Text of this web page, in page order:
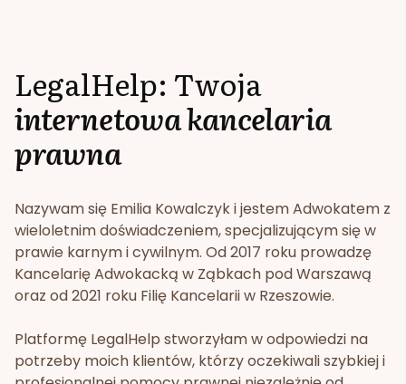
LegalHelp: Twoja
internetowa kancelaria
prawna
Nazywam się Emilia Kowalczyk i jestem Adwokatem z
wieloletnim doświadczeniem, specjalizującym się w
prawie karnym i cywilnym. Od 2017 roku prowadzę
Kancelarię Adwokacką w Ząbkach pod Warszawą
oraz od 2021 roku Filię Kancelarii w Rzeszowie.
Platformę LegalHelp stworzyłam w odpowiedzi na
potrzeby moich klientów, którzy oczekiwali szybkiej i